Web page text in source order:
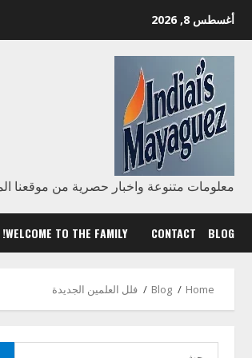
Skip
content
أغسطس 8, 2026
معلومات متنوعة واخبار حصرية من موقعنا
BLOG
CONTACT
WELCOME TO THE FAMILY!
Home
Blog فلل العلمين الجديدة
البحث